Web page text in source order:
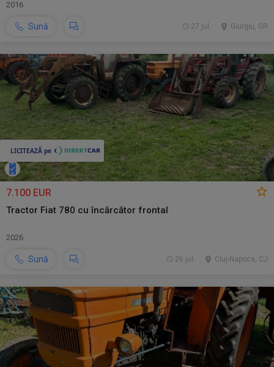
2016
Sună Giurgiu, GR
27 jul.
7.100 EUR
Tractor Fiat 780 cu încărcător frontal
2026
Sună Cluj-Napoca, CJ
26 jul.